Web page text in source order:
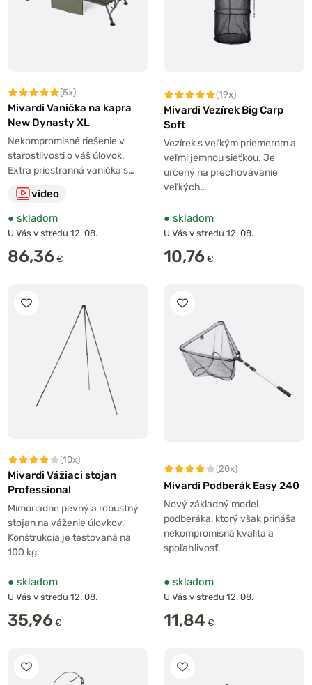
(5x)
Mivardi Vanička na kapra
New Dynasty XL
Nekompromisné riešenie v
starostlivosti o váš úlovok.
Extra priestranná vanička s…
video
● skladom
U Vás v stredu 12. 08.
86,36 €
(19x)
Mivardi Vezírek Big Carp
Soft
Vezírek s veľkým priemerom a
veľmi jemnou sieťkou. Je
určený na prechovávanie
veľkých…
● skladom
U Vás v stredu 12. 08.
10,76 €
(10x)
Mivardi Vážiaci stojan
Professional
Mimoriadne pevný a robustný
stojan na váženie úlovkov.
Konštrukcia je testovaná na
100 kg.
● skladom
U Vás v stredu 12. 08.
35,96 €
(20x)
Mivardi Podberák Easy 240
Nový základný model
podberáka, ktorý však prináša
nekompromisná kvalita a
spoľahlivosť.
● skladom
U Vás v stredu 12. 08.
11,84 €